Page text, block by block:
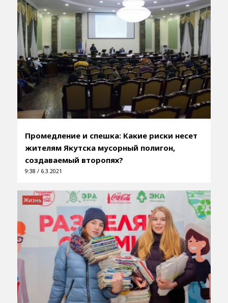
Промедление и спешка: Какие риски несет
жителям Якутска мусорный полигон,
создаваемый второпях?
9:38 / 6.3.2021
Жизнь